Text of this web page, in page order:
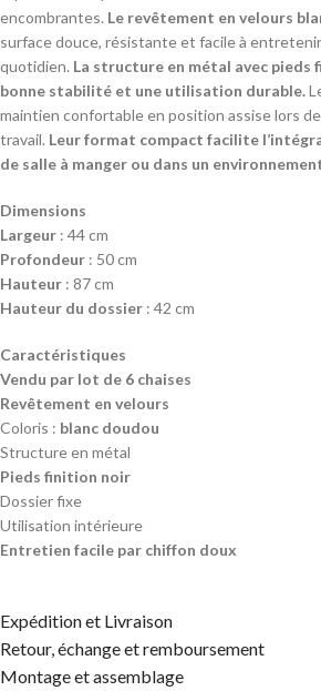
encombrantes. Le revêtement en velours
surface douce, résistante et facile à
quotidien. La structure en métal avec pieds
bonne stabilité et une utilisation durable.
maintien confortable en position assise lors
travail. Leur format compact facilite
de salle à manger ou dans un
Dimensions
Largeur : 44 cm
Profondeur : 50 cm
Hauteur : 87 cm
Hauteur du dossier : 42 cm
Caractéristiques
Vendu par lot de 6 chaises
Revêtement en velours
Coloris : blanc doudou
Structure en métal
Pieds finition noir
Dossier fixe
Utilisation intérieure
Entretien facile par chiffon doux
Expédition et Livraison
Retour, échange et remboursement
Montage et assemblage